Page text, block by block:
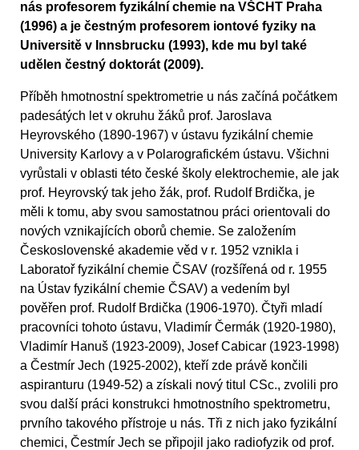
nás profesorem fyzikální chemie na VŠCHT Praha
(1996) a je čestným profesorem iontové fyziky na
Universitě v Innsbrucku (1993), kde mu byl také
udělen čestný doktorát (2009).
Příběh hmotnostní spektrometrie u nás začíná počátkem
padesátých let v okruhu žáků prof. Jaroslava
Heyrovského (1890-1967) v ústavu fyzikální chemie
University Karlovy a v Polarografickém ústavu. Všichni
vyrůstali v oblasti této české školy elektrochemie, ale jak
prof. Heyrovský tak jeho žák, prof. Rudolf Brdička, je
měli k tomu, aby svou samostatnou práci orientovali do
nových vznikajících oborů chemie. Se založením
Československé akademie věd v r. 1952 vznikla i
Laboratoř fyzikální chemie ČSAV (rozšířená od r. 1955
na Ústav fyzikální chemie ČSAV) a vedením byl
pověřen prof. Rudolf Brdička (1906-1970). Čtyři mladí
pracovníci tohoto ústavu, Vladimír Čermák (1920-1980),
Vladimír Hanuš (1923-2009), Josef Cabicar (1923-1998)
a Čestmír Jech (1925-2002), kteří zde právě končili
aspiranturu (1949-52) a získali nový titul CSc., zvolili pro
svou další práci konstrukci hmotnostního spektrometru,
prvního takového přístroje u nás. Tři z nich jako fyzikální
chemici, Čestmír Jech se připojil jako radiofyzik od prof.